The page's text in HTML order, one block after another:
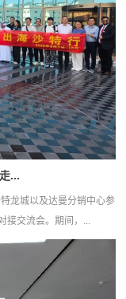
...
龙城以及达曼分销中心参
接交流会。期间，...